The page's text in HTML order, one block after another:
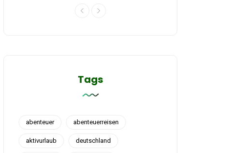
Tags
abenteuer abenteuerreisen
aktivurlaub deutschland